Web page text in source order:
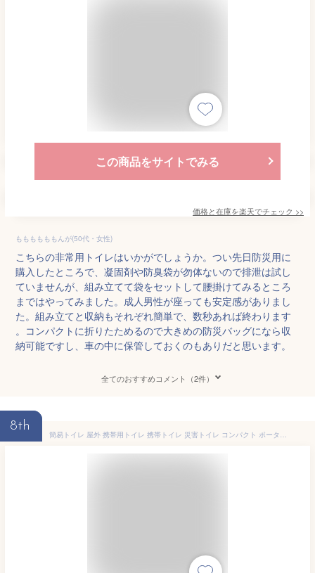
この商品をサイトでみる
価格と在庫を楽天でチェック >>
ももももももんが(50代・女性)
こちらの非常用トイレはいかがでしょうか。つい先日防災用に
購入したところで、凝固剤や防臭袋が勿体ないので排泄は試し
ていませんが、組み立てて袋をセットして腰掛けてみるところ
まではやってみました。成人男性が座っても安定感がありまし
た。組み立てと収納もそれぞれ簡単で、数秒あれば終わります
。コンパクトに折りたためるので大きめの防災バッグになら収
納可能ですし、車の中に保管しておくのもありだと思います。
全てのおすすめコメント（2件）
8th
簡易トイレ 屋外 携帯用トイレ 携帯トイレ 災害トイレ コンパクト ポータブルトイレ 折り畳み 非常用トイレ 防災トイレ 災害用トイレ 防災グッズ 防災セット 大便 アウトドア キャンプ 登山 釣り 車 渋滞 防水 排泄処理袋10枚付 耐荷重200kg HAMAONE(ハマワン)